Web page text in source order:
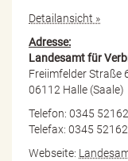
Detailansicht »
Adresse:
Landesamt für
Freiimfelder Straße
06112 Halle (Saale)
Telefon: 0345
Telefax: 0345
Webseite: